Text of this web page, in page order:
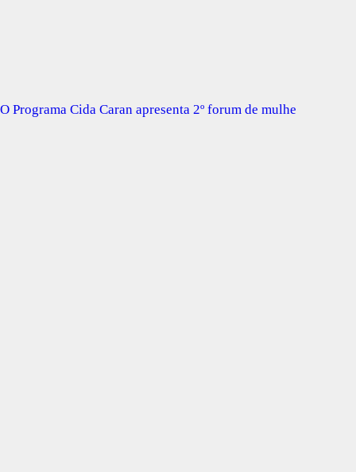
O Programa Cida Caran apresenta 2º forum de mulhe